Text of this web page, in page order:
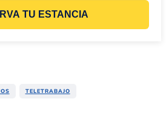
TU ESTANCIA
TELETRABAJO